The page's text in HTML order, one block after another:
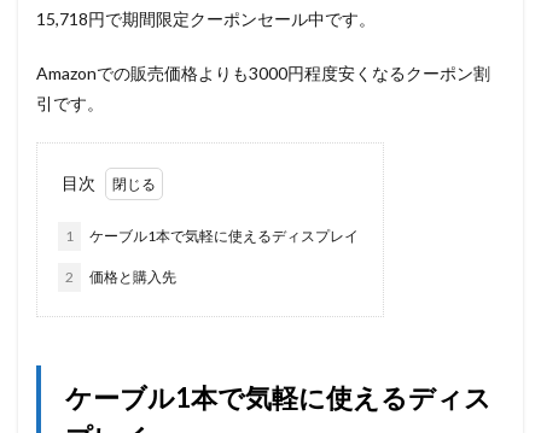
15,718円で期間限定クーポンセール中です。
Amazonでの販売価格よりも3000円程度安くなるクーポン割
引です。
目次
1 ケーブル1本で気軽に使えるディスプレイ
2 価格と購入先
ケーブル1本で気軽に使えるディス